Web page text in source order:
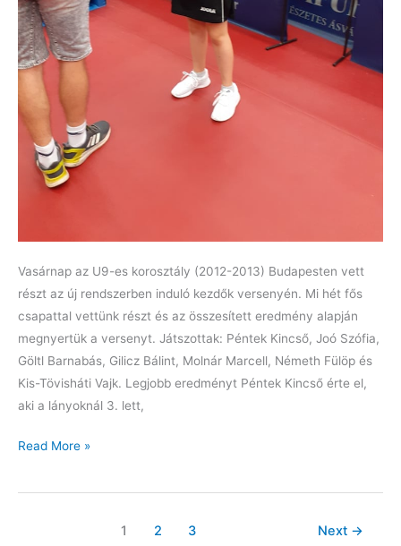
Vasárnap az U9-es korosztály (2012-2013) Budapesten vett
részt az új rendszerben induló kezdők versenyén. Mi hét fős
csapattal vettünk részt és az összesített eredmény alapján
megnyertük a versenyt. Játszottak: Péntek Kincső, Joó Szófia,
Göltl Barnabás, Gilicz Bálint, Molnár Marcell, Németh Fülöp és
Kis-Tövisháti Vajk. Legjobb eredményt Péntek Kincső érte el,
aki a lányoknál 3. lett,
Első
csapatban
Read More »
1 2 3 Next →